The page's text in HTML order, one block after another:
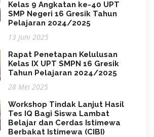
Kelas 9 Angkatan ke-40 UPT
SMP Negeri 16 Gresik Tahun
Pelajaran 2024/2025
13 Juni 2025
Rapat Penetapan Kelulusan
Kelas IX UPT SMPN 16 Gresik
Tahun Pelajaran 2024/2025
28 Mei 2025
Workshop Tindak Lanjut Hasil
Tes IQ Bagi Siswa Lambat
Belajar dan Cerdas Istimewa
Berbakat Istimewa (CIBI)